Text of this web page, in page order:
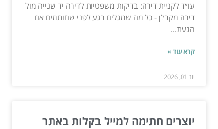
עו״ד לקניית דירה: בדיקות משפטיות לדירה יד שנייה מול
דירה מקבלן - כל מה שמגלים רגע לפני שחותמים אם
הגעת...
קרא עוד »
יונ 01, 2026
יוצרים חתימה למייל בקלות באתר